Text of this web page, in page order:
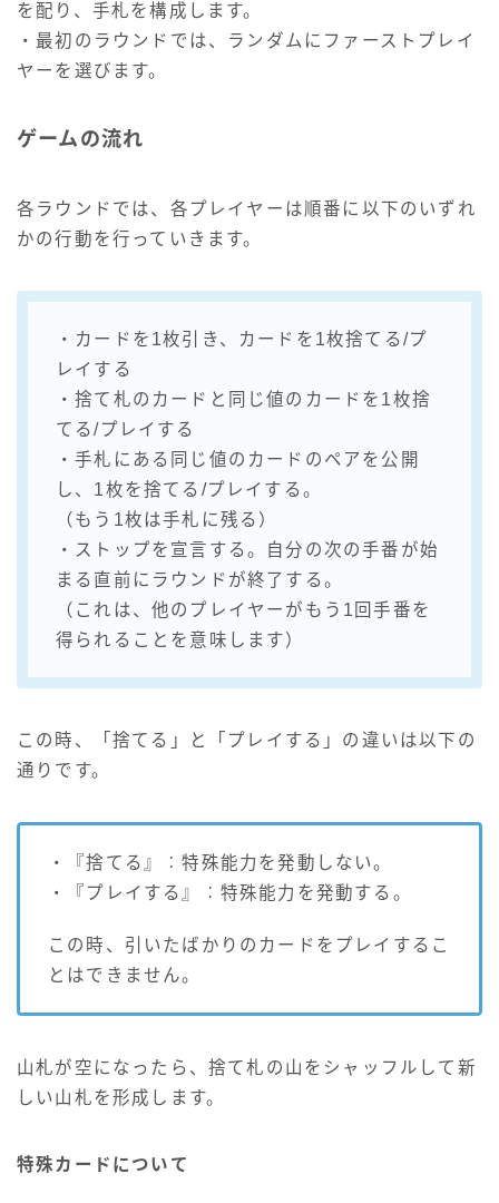
を配り、手札を構成します。
・最初のラウンドでは、ランダムにファーストプレイ
ヤーを選びます。
ゲームの流れ
各ラウンドでは、各プレイヤーは順番に以下のいずれ
かの行動を行っていきます。
・カードを1枚引き、カードを1枚捨てる/プ
レイする
・捨て札のカードと同じ値のカードを1枚捨
てる/プレイする
・手札にある同じ値のカードのペアを公開
し、1枚を捨てる/プレイする。
（もう1枚は手札に残る）
・ストップを宣言する。自分の次の手番が始
まる直前にラウンドが終了する。
（これは、他のプレイヤーがもう1回手番を
得られることを意味します）
この時、「捨てる」と「プレイする」の違いは以下の
通りです。
・『捨てる』︰特殊能力を発動しない。
・『プレイする』︰特殊能力を発動する。
この時、引いたばかりのカードをプレイするこ
とはできません。
山札が空になったら、捨て札の山をシャッフルして新
しい山札を形成します。
特殊カードについて